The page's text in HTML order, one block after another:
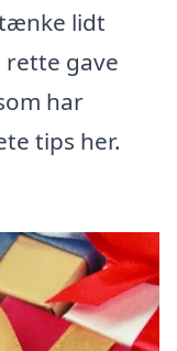
lidt
rette gave
har
tips her.